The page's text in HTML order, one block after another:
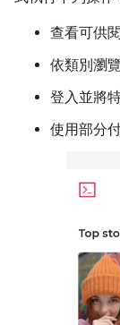
查看可供
依類別瀏覽
登入並將
使用部分